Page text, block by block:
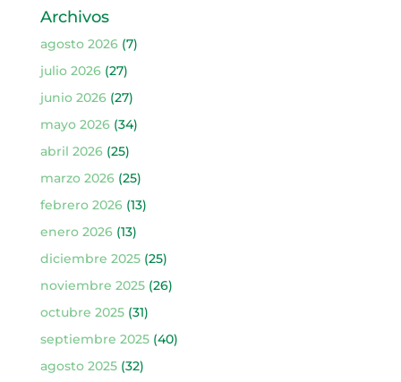
Archivos
agosto 2026(7)
julio 2026(27)
junio 2026(27)
mayo 2026(34)
abril 2026(25)
marzo 2026(25)
febrero 2026(13)
enero 2026(13)
diciembre 2025(25)
noviembre 2025(26)
octubre 2025(31)
septiembre 2025(40)
agosto 2025(32)